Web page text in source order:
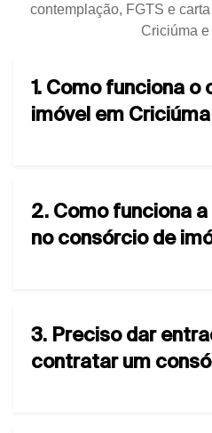
contemplação, FGTS e
Criciúma
1. Como funciona o
imóvel em
2. Como funciona
no consórcio de
3. Preciso dar
contratar um